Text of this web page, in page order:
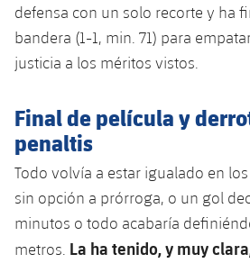
defensa con un solo recorte y ha
bandera (1-1, min. 71) para
justicia a los méritos vistos.
Final de película y
penaltis
Todo volvía a estar igualado en
sin opción a prórroga, o un gol
minutos o todo acabaría
metros. La ha tenido, y muy